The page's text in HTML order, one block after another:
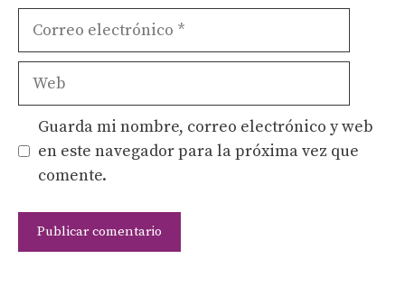
Correo
Web
Guarda mi nombre, correo electrónico y web
en este navegador para la próxima vez que
comente.